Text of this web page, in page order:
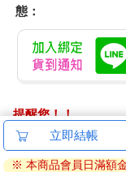
態：
提醒您！！
金石堂及銀行均不
ATM提款機，請不要
立即結帳
※ 本商品會員日滿額